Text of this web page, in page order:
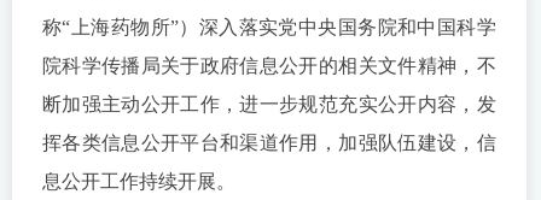
称“上海药物所”）深入落实党中央国务院和中国科学
院科学传播局关于政府信息公开的相关文件精神，不
断加强主动公开工作，进一步规范充实公开内容，发
挥各类信息公开平台和渠道作用，加强队伍建设，信
息公开工作持续开展。